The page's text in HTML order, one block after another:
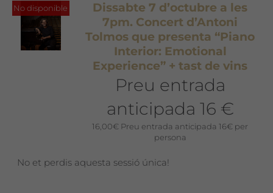
No disponible
Dissabte 7 d’octubre a les
7pm. Concert d’Antoni
Tolmos que presenta “Piano
Interior: Emotional
Experience” + tast de vins
Preu entrada
anticipada 16 €
16,00€ Preu entrada anticipada 16€ per
persona
No et perdis aquesta sessió única!